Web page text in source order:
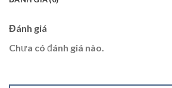
Đánh giá
Chưa có đánh giá nào.